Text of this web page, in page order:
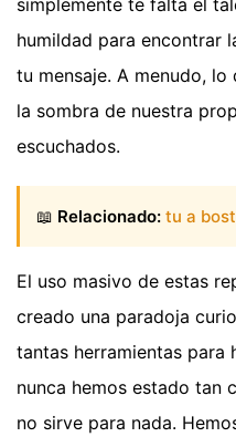
simplemente te falta el
humildad para encontrar
tu mensaje. A menudo,
la sombra de nuestra
escuchados.
📖 Relacionado: tu a
El uso masivo de estas
creado una paradoja
tantas herramientas
nunca hemos estado tan
no sirve para nada.